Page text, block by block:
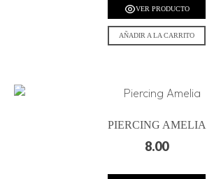
VER PRODUCTO
AÑADIR A LA CARRITO
PIERCING AMELIA
8.00